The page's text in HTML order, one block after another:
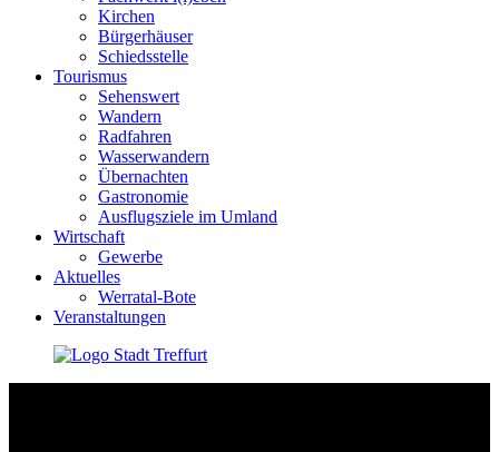
Kirchen
Bürgerhäuser
Schiedsstelle
Tourismus
Sehenswert
Wandern
Radfahren
Wasserwandern
Übernachten
Gastronomie
Ausflugsziele im Umland
Wirtschaft
Gewerbe
Aktuelles
Werratal-Bote
Veranstaltungen